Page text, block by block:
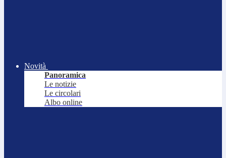
Novità
Panoramica
Le notizie
Le circolari
Albo online